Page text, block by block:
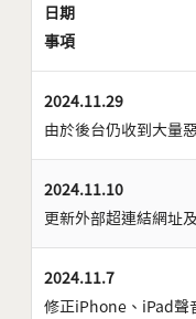
日期
事項
2024.11.29
由於後台仍收到大量
2024.11.10
更新外部超連結網址
2024.11.7
修正iPhone、iPad聲